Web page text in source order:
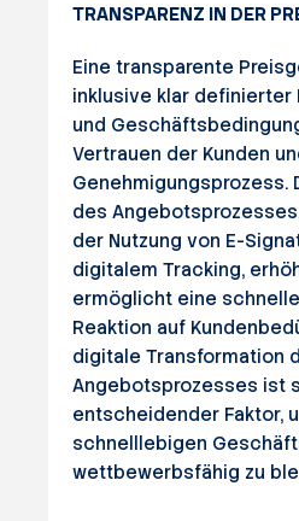
TRANSPARENZ IN DER
Eine transparente
inklusive klar definierter
und
Vertrauen der Kunden
Genehmigungsprozess.
des
der Nutzung von E-
digitalem Tracking,
ermöglicht eine
Reaktion auf
digitale Transformation
Angebotsprozesses ist
entscheidender Faktor,
schnelllebigen
wettbewerbsfähig zu